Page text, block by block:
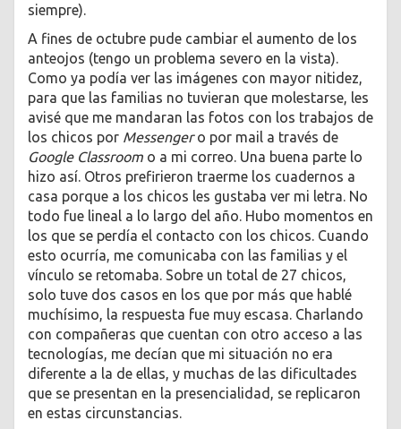
siempre).
A fines de octubre pude cambiar el aumento de los
anteojos (tengo un problema severo en la vista).
Como ya podía ver las imágenes con mayor nitidez,
para que las familias no tuvieran que molestarse, les
avisé que me mandaran las fotos con los trabajos de
los chicos por Messengero por mail a través de
Google Classroom o a mi correo. Una buena parte lo
hizo así. Otros prefirieron traerme los cuadernos a
casa porque a los chicos les gustaba ver mi letra. No
todo fue lineal a lo largo del año. Hubo momentos en
los que se perdía el contacto con los chicos. Cuando
esto ocurría, me comunicaba con las familias y el
vínculo se retomaba. Sobre un total de 27 chicos,
solo tuve dos casos en los que por más que hablé
muchísimo, la respuesta fue muy escasa. Charlando
con compañeras que cuentan con otro acceso a las
tecnologías, me decían que mi situación no era
diferente a la de ellas, y muchas de las dificultades
que se presentan en la presencialidad, se replicaron
en estas circunstancias.